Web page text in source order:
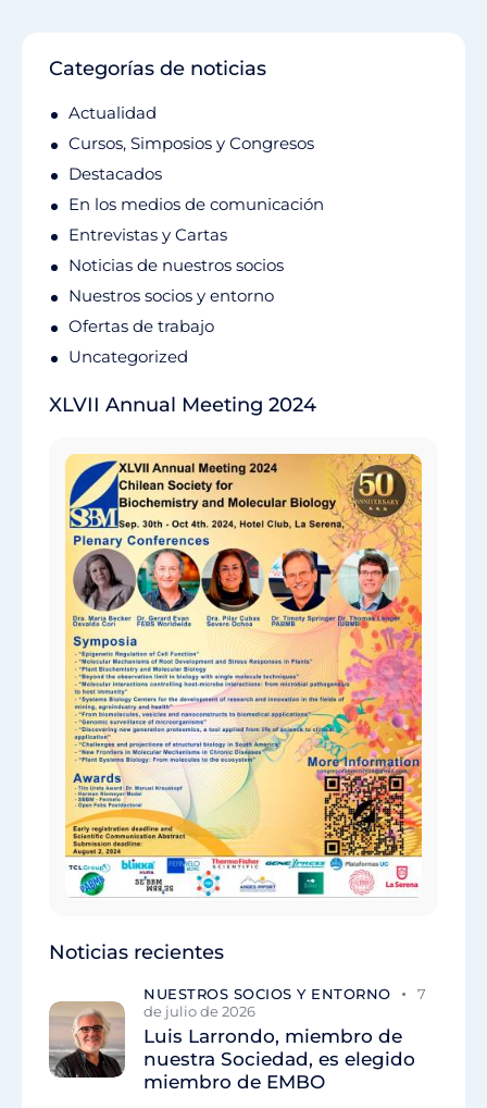
Categorías de noticias
Actualidad
Cursos, Simposios y Congresos
Destacados
En los medios de comunicación
Entrevistas y Cartas
Noticias de nuestros socios
Nuestros socios y entorno
Ofertas de trabajo
Uncategorized
XLVII Annual Meeting 2024
Noticias recientes
NUESTROS SOCIOS Y ENTORNO
7
de julio de 2026
Luis Larrondo, miembro de
nuestra Sociedad, es elegido
miembro de EMBO